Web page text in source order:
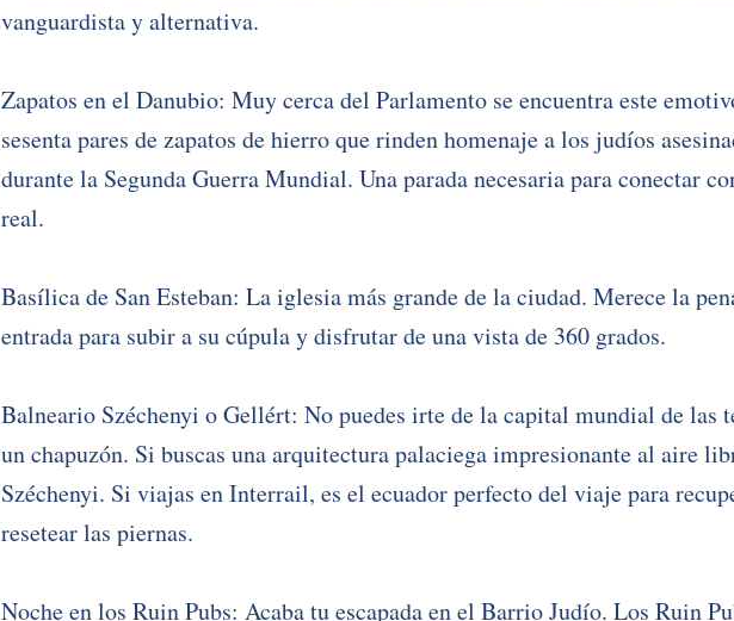
vanguardista y alternativa.
Zapatos en el Danubio: Muy cerca del Parlamento se encuentra este
sesenta pares de zapatos de hierro que rinden homenaje a los judíos
durante la Segunda Guerra Mundial. Una parada necesaria para conectar
real.
Basílica de San Esteban: La iglesia más grande de la ciudad. Merece la
entrada para subir a su cúpula y disfrutar de una vista de 360 grados.
Balneario Széchenyi o Gellért: No puedes irte de la capital mundial de las
un chapuzón. Si buscas una arquitectura palaciega impresionante al aire
Széchenyi. Si viajas en Interrail, es el ecuador perfecto del viaje para
resetear las piernas.
Noche en los Ruin Pubs: Acaba tu escapada en el Barrio Judío. Los Ruin